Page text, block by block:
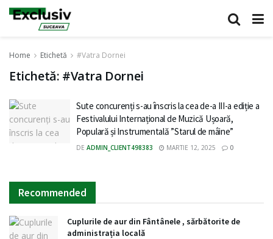
Home Etichetă #Vatra Dornei
Etichetă: #Vatra Dornei
Sute concurenți s-au înscris la cea de-a III-a ediție a
Festivalului Internațional de Muzică Ușoară,
Populară și Instrumentală ”Starul de mâine”
DE ADMIN_CLIENT498383 MARTIE 12, 2025 0
Recommended
Cuplurile de aur din Fântânele , sărbătorite de
administrația locală